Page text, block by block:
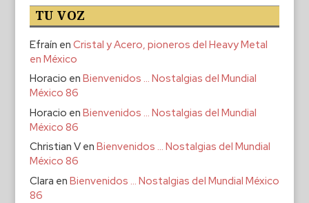
TU VOZ
Efraín en Cristal y Acero, pioneros del Heavy Metal
en México
Horacio en Bienvenidos … Nostalgias del Mundial
México 86
Horacio en Bienvenidos … Nostalgias del Mundial
México 86
Christian Ven Bienvenidos … Nostalgias del Mundial
México 86
Clara en Bienvenidos … Nostalgias del Mundial México
86